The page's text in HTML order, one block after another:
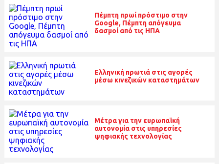
Πέμπτη πρωί πρόστιμο στην
Google, Πέμπτη απόγευμα
δασμοί από τις ΗΠΑ
Ελληνική πρωτιά στις αγορές
μέσω κινεζικών καταστημάτων
Μέτρα για την ευρωπαϊκή
αυτονομία στις υπηρεσίες
ψηφιακής τεχνολογίας